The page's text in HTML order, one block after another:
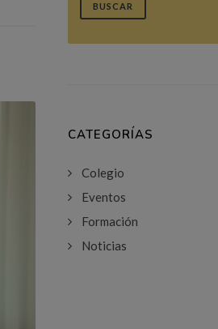
BUSCAR
CATEGORÍAS
Colegio
Eventos
Formación
Noticias